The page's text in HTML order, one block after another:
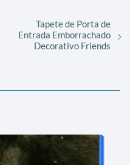
Tapete de Porta de
Entrada Emborrachado
Decorativo Friends